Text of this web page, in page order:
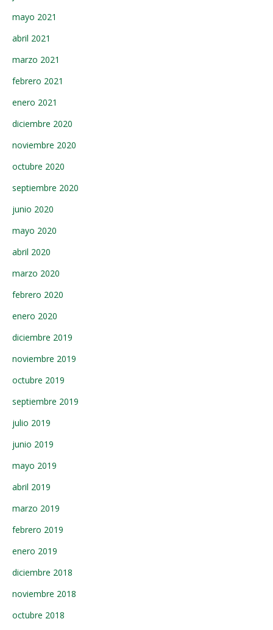
mayo 2021
abril 2021
marzo 2021
febrero 2021
enero 2021
diciembre 2020
noviembre 2020
octubre 2020
septiembre 2020
junio 2020
mayo 2020
abril 2020
marzo 2020
febrero 2020
enero 2020
diciembre 2019
noviembre 2019
octubre 2019
septiembre 2019
julio 2019
junio 2019
mayo 2019
abril 2019
marzo 2019
febrero 2019
enero 2019
diciembre 2018
noviembre 2018
octubre 2018